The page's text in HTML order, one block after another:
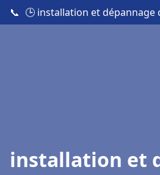
📞 🕒 installation et dépannage
installation et